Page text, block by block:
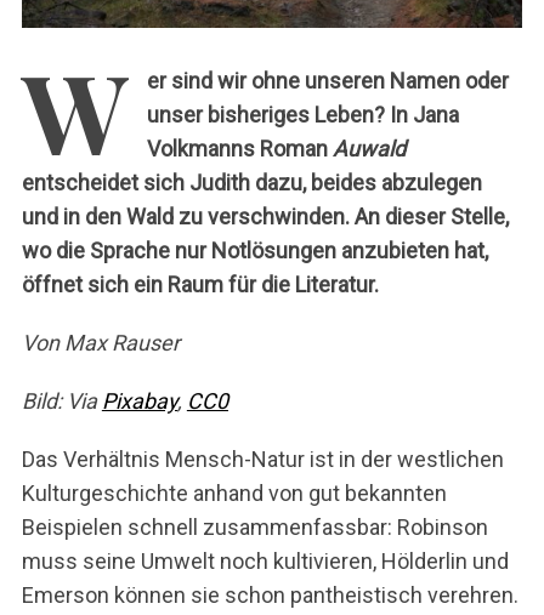
W
er sind wir ohne unseren Namen oder
unser bisheriges Leben? In Jana
Volkmanns RomanAuwald
entscheidet sich Judith dazu, beides abzulegen
und in den Wald zu verschwinden. An dieser Stelle,
wo die Sprache nur Notlösungen anzubieten hat,
öffnet sich ein Raum für die Literatur.
Von Max Rauser
Bild: ViaPixabay, CC0
Das Verhältnis Mensch-Natur ist in der westlichen
Kulturgeschichte anhand von gut bekannten
Beispielen schnell zusammenfassbar: Robinson
muss seine Umwelt noch kultivieren, Hölderlin und
Emerson können sie schon pantheistisch verehren.